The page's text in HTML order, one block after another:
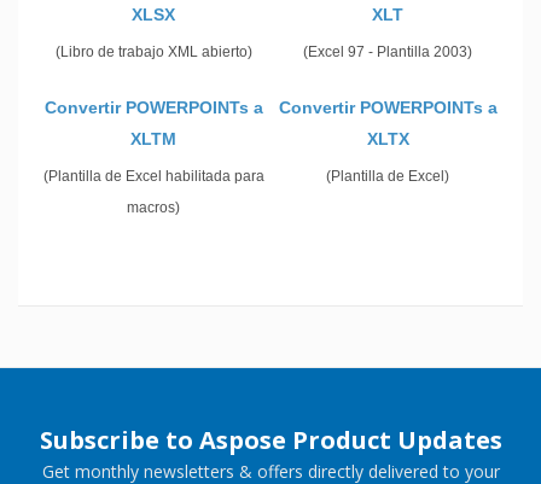
XLSX
(Libro de trabajo XML abierto)
XLT
(Excel 97 - Plantilla 2003)
Convertir POWERPOINTs a
XLTM
(Plantilla de Excel habilitada para
macros)
Convertir POWERPOINTs a
XLTX
(Plantilla de Excel)
Subscribe to Aspose Product Updates
Get monthly newsletters & offers directly delivered to your